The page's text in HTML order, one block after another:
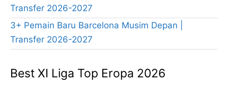
Transfer 2026-2027
3+ Pemain Baru Barcelona Musim Depan |
Transfer 2026-2027
Best XI Liga Top Eropa 2026